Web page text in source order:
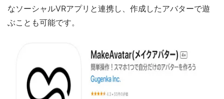
なソーシャルVRアプリと連携し、作成したアバターで遊
ぶことも可能です。